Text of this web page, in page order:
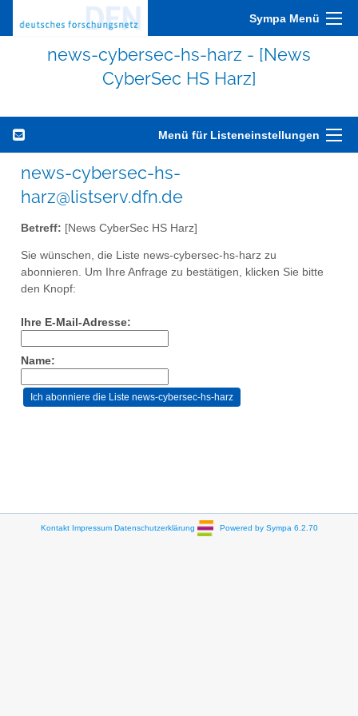
Sympa Menü
news-cybersec-hs-harz - [News
CyberSec HS Harz]
Menü für Listeneinstellungen
news-cybersec-hs-
harz@listserv.dfn.de
Betreff: [News CyberSec HS Harz]
Sie wünschen, die Liste news-cybersec-hs-harz zu
abonnieren. Um Ihre Anfrage zu bestätigen, klicken Sie bitte
den Knopf:
Ihre E-Mail-Adresse:
Name:
Kontakt Impressum Datenschutzerklärung Powered by Sympa 6.2.70